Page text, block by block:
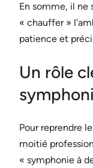
En somme, il ne
« chauffer »
patience et
Un rôle
Pour reprendre
moitié
« symphonie à